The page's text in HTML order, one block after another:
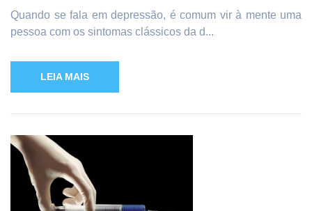
Quando se fala em depressão, é comum vir à mente uma
pessoa com os sintomas clássicos da d...
LEIA MAIS